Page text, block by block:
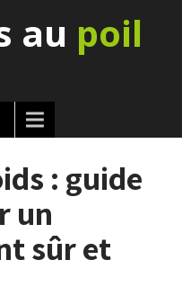
au poil
: guide
un
sûr et